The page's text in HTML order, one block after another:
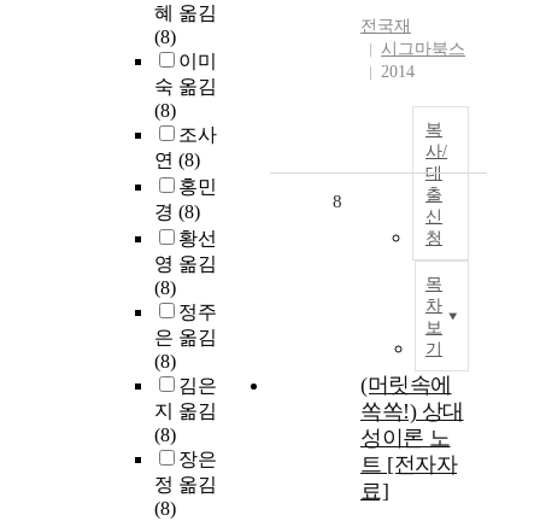
혜 옮김
(8)
이미
숙 옮김
(8)
조사
연 (8)
홍민
경 (8)
황선
영 옮김
(8)
정주
은 옮김
(8)
김은
지 옮김
(8)
장은
정 옮김
(8)
전국재
시그마북스
2014
복
사/
대
출
신
청
목
차
보
기
8
(머릿속에
쏙쏙!) 상대
성이론 노
트 [전자자
료]